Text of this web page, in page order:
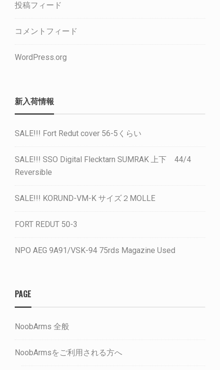
投稿フィード
コメントフィード
WordPress.org
新入荷情報
SALE!!! Fort Redut cover 56-5くらい
SALE!!! SSO Digital Flecktarn SUMRAK 上下 44/4
Reversible
SALE!!! KORUND-VM-K サイズ２MOLLE
FORT REDUT 50-3
NPO AEG 9A91/VSK-94 75rds Magazine Used
PAGE
NoobArms 全般
NoobArmsをご利用される方へ